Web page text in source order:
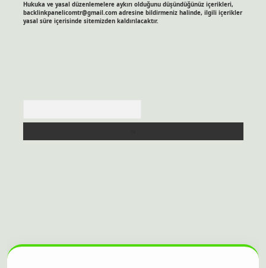
Hukuka ve yasal düzenlemelere aykırı olduğunu düşündüğünüz içerikleri,
backlinkpanelicomtr@gmail.comadresine bildirmeniz halinde, ilgili içerikler
yasal süre içerisinde sitemizden kaldırılacaktır.